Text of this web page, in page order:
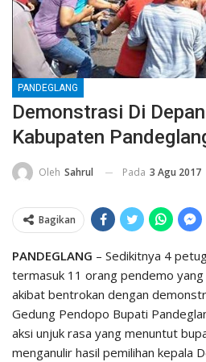
PANDEGLANG
Demonstrasi Di
Kabupaten
Oleh Sahrul Pada 3 Agu 2017
Bagikan
PANDEGLANG – Sedikitnya 4
termasuk 11 orang pendemo yang
akibat bentrokan dengan
Gedung Pendopo Bupati
aksi unjuk rasa yang menuntut
menganulir hasil pemilihan kepala